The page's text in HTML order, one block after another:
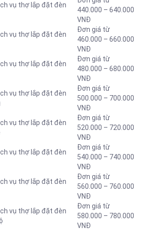
vụ thợ lắp đặt đèn
440.000 – 640.000
VNĐ
vụ thợ lắp đặt đèn
Đơn giá từ
460.000 – 660.000
VNĐ
vụ thợ lắp đặt đèn
Đơn giá từ
480.000 – 680.000
VNĐ
vụ thợ lắp đặt đèn
Đơn giá từ
500.000 – 700.000
VNĐ
vụ thợ lắp đặt đèn
Đơn giá từ
520.000 – 720.000
VNĐ
vụ thợ lắp đặt đèn
Đơn giá từ
540.000 – 740.000
VNĐ
vụ thợ lắp đặt đèn
Đơn giá từ
560.000 – 760.000
VNĐ
vụ thợ lắp đặt đèn
Đơn giá từ
580.000 – 780.000
VNĐ